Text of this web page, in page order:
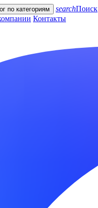
по категориям searchПоиск
Контакты